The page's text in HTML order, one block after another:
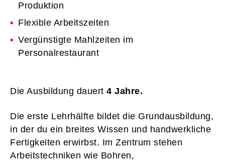
Produktion
Flexible Arbeitszeiten
Vergünstigte Mahlzeiten im
Personalrestaurant
Die Ausbildung dauert 4 Jahre.
Die erste Lehrhälfte bildet die Grundausbildung,
in der du ein breites Wissen und handwerkliche
Fertigkeiten erwirbst. Im Zentrum stehen
Arbeitstechniken wie Bohren,